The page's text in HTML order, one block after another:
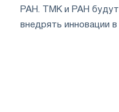
РАН. ТМК и РАН будут
внедрять инновации